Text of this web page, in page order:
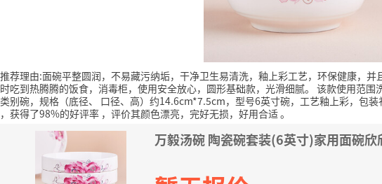
推荐理由:面碗平整圆润，不易藏污纳垢，干净卫生易清洗，釉上彩工艺，环保健康，
时吃到热腾腾的饭食，消毒柜，使用安全放心，圆形基础款，光滑细腻。 该款使用范围
类别碗，规格（底径、 口径、高）约14.6cm*7.5cm，型号6英寸碗，工艺釉上彩，包装
，获得了98%的好评率 ，评价其颜色漂亮，完好无损，好用合适。
万毅汤碗 陶瓷碗套装(6英寸)家用面碗